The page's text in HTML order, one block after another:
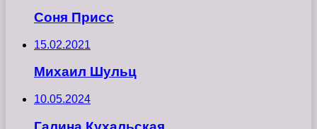
Соня Присс
15.02.2021
Михаил Шульц
10.05.2024